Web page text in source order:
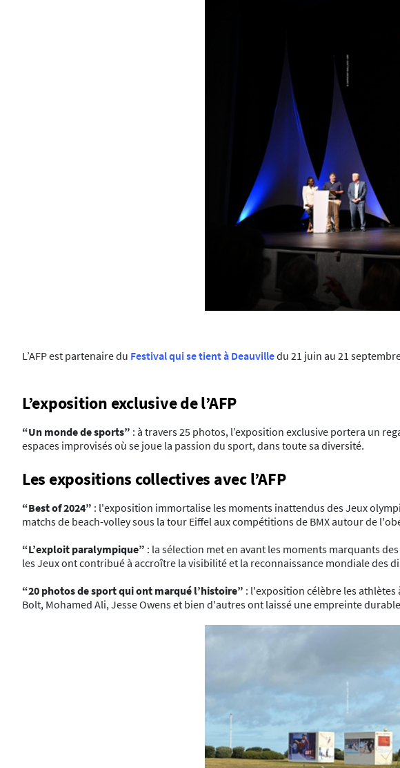
L’AFP est partenaire du Festival qui se tient à Deauvilledu 21 juin au 21
L’exposition exclusive de l’AFP
“Un monde de sports” : à travers 25 photos, l’exposition exclusive portera un
espaces improvisés où se joue la passion du sport, dans toute sa diversité.
Les expositions collectives avec l’AFP
“Best of 2024” : l'exposition immortalise les moments inattendus des Jeux
matchs de beach-volley sous la tour Eiffel aux compétitions de BMX autour de
“L’exploit paralympique” : la sélection met en avant les moments marquants
les Jeux ont contribué à accroître la visibilité et la reconnaissance mondiale des
“20 photos de sport qui ont marqué l’histoire” : l'exposition célèbre les
Bolt, Mohamed Ali, Jesse Owens et bien d'autres ont laissé une empreinte